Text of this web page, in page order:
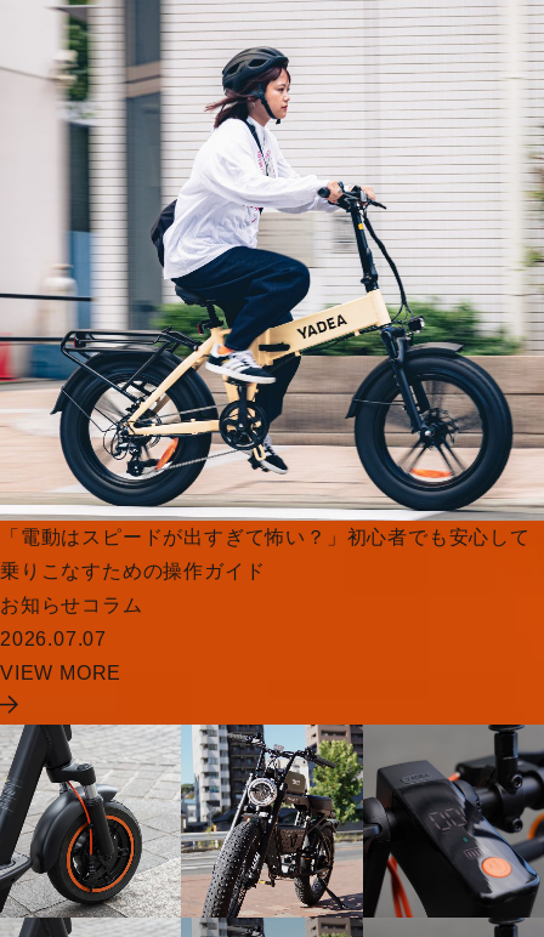
「電動はスピードが出すぎて怖い？」初心者でも安心して
乗りこなすための操作ガイド
お知らせコラム
2026.07.07
VIEW MORE